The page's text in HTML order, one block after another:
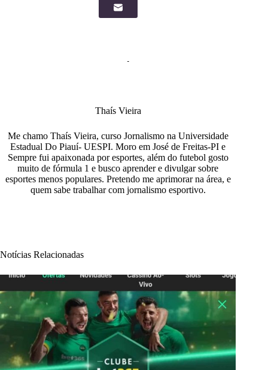
Thaís Vieira
Me chamo Thaís Vieira, curso Jornalismo na Universidade
Estadual Do Piauí- UESPI. Moro em José de Freitas-PI e
Sempre fui apaixonada por esportes, além do futebol gosto
muito de fórmula 1 e busco aprender e divulgar sobre
esportes menos populares. Pretendo me aprimorar na área, e
quem sabe trabalhar com jornalismo esportivo.
Notícias Relacionadas